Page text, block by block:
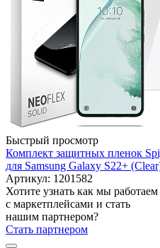
Быстрый просмотр
Комплект защитных пленок
для Samsung Galaxy S22+
Артикул: 1201582
Хотите узнать как мы работаем
с маркетплейсами и стать
нашим партнером?
Стать партнером